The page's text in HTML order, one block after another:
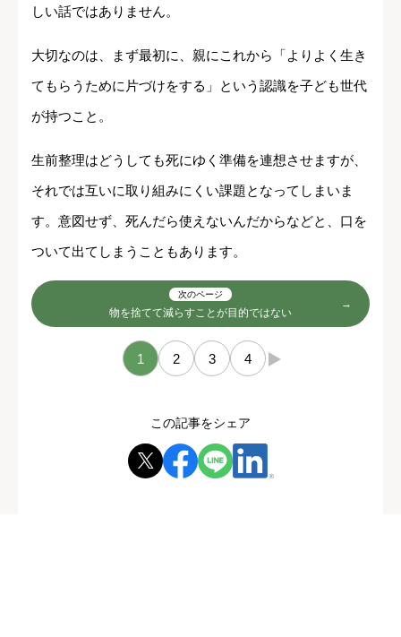
しい話ではありません。
大切なのは、まず最初に、親にこれから「よりよく生き
てもらうために片づけをする」という認識を子ども世代
が持つこと。
生前整理はどうしても死にゆく準備を連想させますが、
それでは互いに取り組みにくい課題となってしまいま
す。意図せず、死んだら使えないんだからなどと、口を
ついて出てしまうこともあります。
次のページ
物を捨てて減らすことが目的ではない
1 2 3 4 →
この記事をシェア